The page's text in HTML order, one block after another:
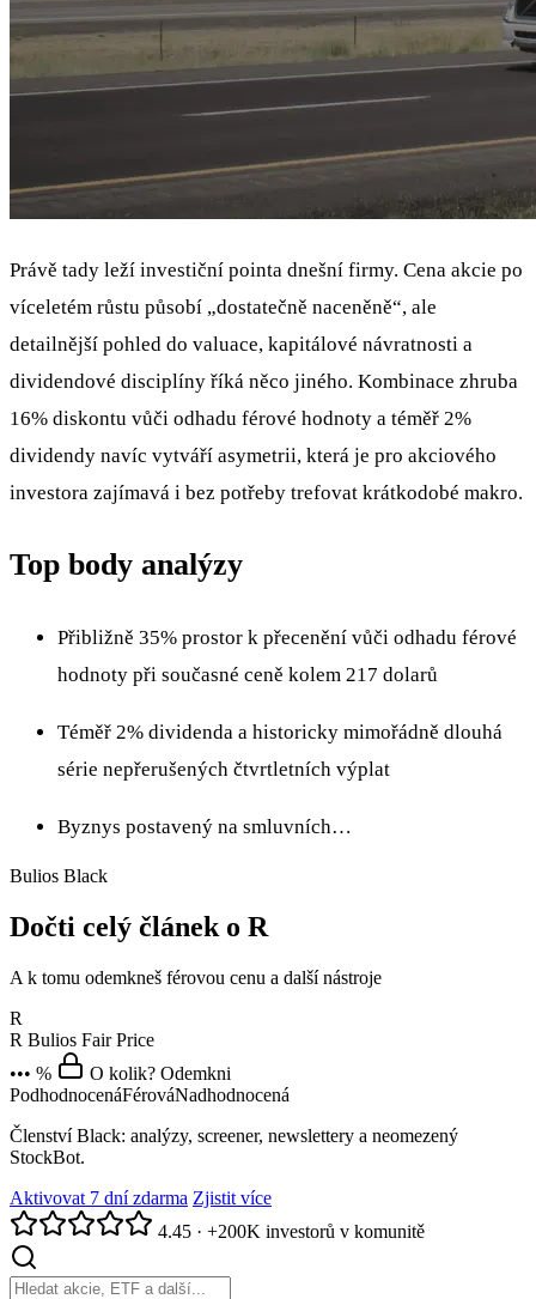
Právě tady leží investiční pointa dnešní firmy. Cena akcie po
víceletém růstu působí „dostatečně naceněně“, ale
detailnější pohled do valuace, kapitálové návratnosti a
dividendové disciplíny říká něco jiného. Kombinace zhruba
16% diskontu vůči odhadu férové hodnoty a téměř 2%
dividendy navíc vytváří asymetrii, která je pro akciového
investora zajímavá i bez potřeby trefovat krátkodobé makro.
Top body analýzy
Přibližně 35% prostor k přecenění vůči odhadu férové
hodnoty při současné ceně kolem 217 dolarů
Téměř 2% dividenda a historicky mimořádně dlouhá
série nepřerušených čtvrtletních výplat
Byznys postavený na smluvních…
Bulios Black
Dočti celý článek o R
A k tomu odemkneš férovou cenu a další nástroje
R
R Bulios Fair Price
••• %
O kolik? Odemkni
PodhodnocenáFérováNadhodnocená
Členství Black: analýzy, screener, newslettery a neomezený
StockBot.
Aktivovat 7 dní zdarma Zjistit více
4.45 · +200K investorů v komunitě